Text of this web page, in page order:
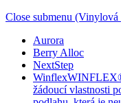
Close submenu (Vinylová
Aurora
Berry Alloc
NextStep
Winflex
žádoucí vlastnosti